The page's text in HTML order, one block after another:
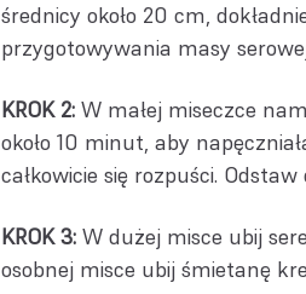
średnicy około 20 cm,
przygotowywania masy
KROK 2: W małej miseczce
około 10 minut, aby
całkowicie się rozpuści.
KROK 3: W dużej misce ubij
osobnej misce ubij śmietanę